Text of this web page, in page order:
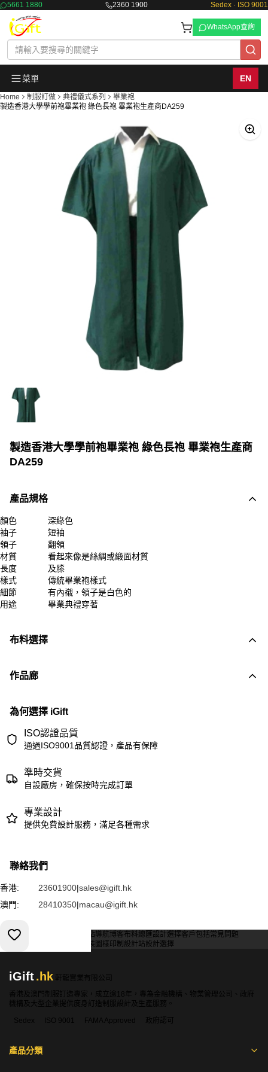
5661 1880 2360 1900 Sedex · ISO 9001
WhatsApp查詢
菜單 EN
Home 制服訂做 典禮儀式系列
畢業袍
製造香港大學學前袍畢業袍 綠色長袍 畢業袍生產商DA259
製造香港大學學前袍畢業袍 綠色長袍 畢業袍生產商
DA259
產品規格
顏色
深綠色
袖子
短袖
領子
翻領
材質
看起來像是絲綢或緞面材質
長度
及膝
樣式
傳統畢業袍樣式
細節
有內襯，領子是白色的
用途
畢業典禮穿著
布料選擇
作品廊
為何選擇 iGift
ISO認證品質
通過ISO9001品質認證，產品有保障
準時交貨
自設廠房，確保按時完成訂單
專業設計
提供免費設計服務，滿足各種需求
聯絡我們
香港: 23601900|sales@igift.hk
澳門:
28410350|macau@igift.hk
服務條款 網站導航博客布料總匯設計選擇客戶包括常見問題
輔料包裝 圖樣印制 設計站設計選擇
iGift.hk
軒龍實業有限公司
香港及澳門制服訂造專家，成立逾18年，專為金融機構、物業管理公司、政府
機構及大型企業提供度身訂造制服設計及生產服務。
Sedex
ISO 9001 FAMA Approved 政府認可
產品分類